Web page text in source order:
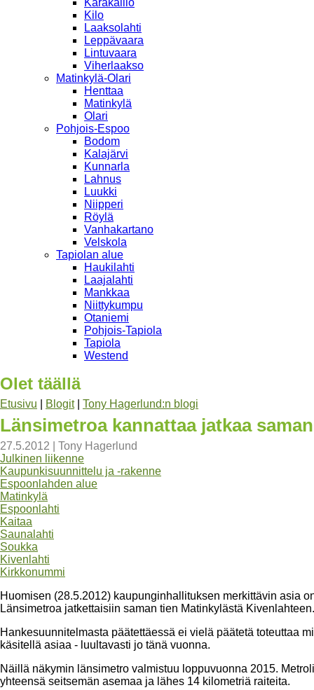
Kilo
Laaksolahti
Leppävaara
Lintuvaara
Viherlaakso
Matinkylä-Olari
Henttaa
Matinkylä
Olari
Pohjois-Espoo
Bodom
Kalajärvi
Kunnarla
Lahnus
Luukki
Niipperi
Röylä
Vanhakartano
Velskola
Tapiolan alue
Haukilahti
Laajalahti
Mankkaa
Niittykumpu
Otaniemi
Pohjois-Tapiola
Tapiola
Westend
Olet täällä
Etusivu Blogit| Tony Hagerlund:n blogi
Länsimetroa kannattaa jatkaa
27.5.2012
Tony Hagerlund
Julkinen liikenne
Kaupunkisuunnittelu ja -rakenne
Espoonlahden alue
Matinkylä
Espoonlahti
Kaitaa
Saunalahti
Soukka
Kivenlahti
Kirkkonummi
Huomisen (28.5.2012) kaupunginhallituksen merkittävin asia
Länsimetroa jatkettaisiin saman tien Matinkylästä
Hankesuunnitelmasta päätettäessä ei vielä päätetä toteuttaa
käsitellä asiaa - luultavasti jo tänä vuonna.
Näillä näkymin länsimetro valmistuu loppuvuonna 2015.
yhteensä seitsemän asemaa ja lähes 14 kilometriä raiteita.